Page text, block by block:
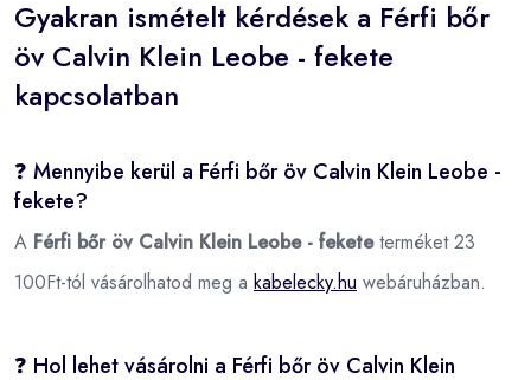
Gyakran ismételt kérdések a Férfi bőr
öv Calvin Klein Leobe - fekete
kapcsolatban
❓ Mennyibe kerül a Férfi bőr öv Calvin Klein Leobe -
fekete?
A Férfi bőr öv Calvin Klein Leobe - feketeterméket 23
100Ft-tól vásárolhatod meg a kabelecky.hu webáruházban.
❓ Hol lehet vásárolni a Férfi bőr öv Calvin Klein